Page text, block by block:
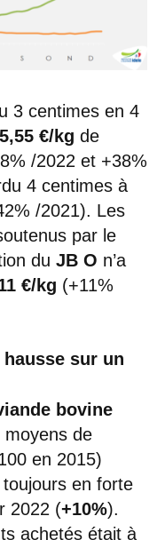
3 centimes en 4
5,55 €/kg de
/2022 et +38%
4 centimes à
/2021). Les
par le
du JB O n’a
€/kg (+11%
sur un
bovine
moyens de
en 2015)
toujours en forte
2022 (+10%).
achetés était à